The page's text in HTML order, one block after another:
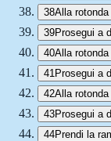
38Alla
39Prosegui a
40Alla
41 Prosegui a
42Alla
43Prosegui a
44Prendi la